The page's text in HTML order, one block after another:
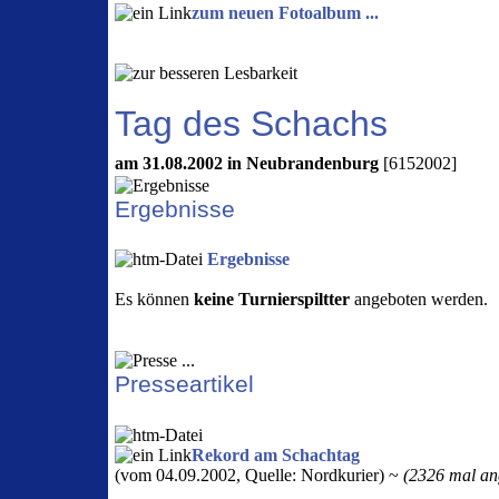
zum neuen Fotoalbum ...
Tag des Schachs
am 31.08.2002 in Neubrandenburg [6152002]
Ergebnisse
Ergebnisse
Es könnenkeine Turnierspiltter angeboten werden.
Presseartikel
Rekord am Schachtag
(vom 04.09.2002, Quelle: Nordkurier) ~(2326 mal